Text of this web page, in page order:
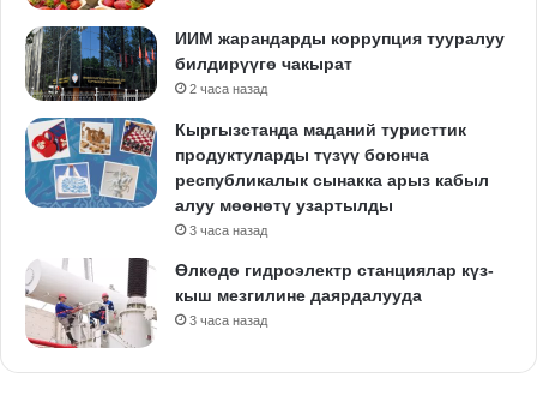
ИИМ жарандарды коррупция тууралуу
билдирүүгө чакырат
2 часа назад
Кыргызстанда маданий туристтик
продуктуларды түзүү боюнча
республикалык сынакка арыз кабыл
алуу мөөнөтү узартылды
3 часа назад
Өлкөдө гидроэлектр станциялар күз-
кыш мезгилине даярдалууда
3 часа назад